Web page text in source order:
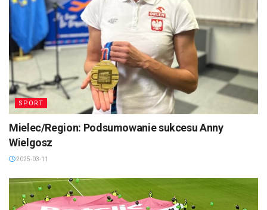
SPORT
Mielec/Region: Podsumowanie sukcesu Anny
Wielgosz
2025-03-11